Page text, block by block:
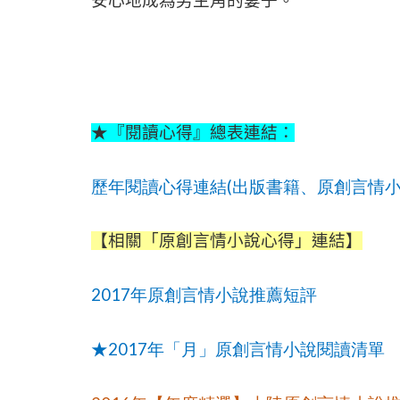
★『閱讀心得』總表連結：
歷年閱讀心得連結(出版書籍、原創言情
【相關「原創言情小說心得」連結】
2017年原創言情小說推薦短評
★2017年「月」原創言情小說閱讀清單